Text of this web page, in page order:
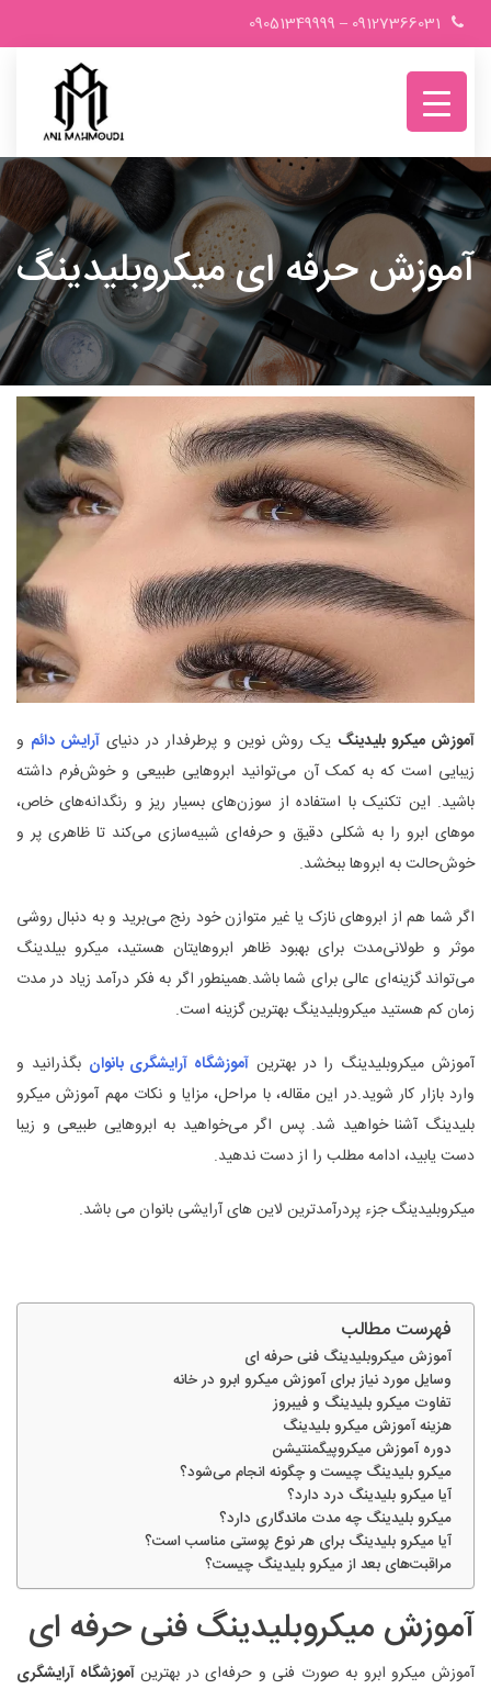
09127366031
–
09051349999
آموزش حرفه ای میکروبلیدینگ
آموزش میکرو بلیدینگ یک روش نوین و پرطرفدار در دنیایآرایش دائم و
زیبایی است که به کمک آن می‌توانید ابروهایی طبیعی و خوش‌فرم داشته
باشید. این تکنیک با استفاده از سوزن‌های بسیار ریز و رنگدانه‌های خاص،
موهای ابرو را به شکلی دقیق و حرفه‌ای شبیه‌سازی می‌کند تا ظاهری پر و
خوش‌حالت به ابروها ببخشد.
اگر شما هم از ابروهای نازک یا غیر متوازن خود رنج می‌برید و به دنبال روشی
موثر و طولانی‌مدت برای بهبود ظاهر ابروهایتان هستید، میکرو بیلدینگ
می‌تواند گزینه‌ای عالی برای شما باشد.همینطور اگر به فکر درآمد زیاد در مدت
زمان کم هستید میکروبلیدینگ بهترین گزینه است.
آموزش میکروبلیدینگ را در بهترین آموزشگاه آرایشگری بانوان بگذرانید و
وارد بازار کار شوید.در این مقاله، با مراحل، مزایا و نکات مهم آموزش میکرو
بلیدینگ آشنا خواهید شد. پس اگر می‌خواهید به ابروهایی طبیعی و زیبا
دست یابید، ادامه مطلب را از دست ندهید.
میکروبلیدینگ جزء پردرآمدترین لاین های آرایشی بانوان می باشد.
فهرست مطالب
آموزش میکروبلیدینگ فنی حرفه ای
وسایل مورد نیاز برای آموزش میکرو ابرو در خانه
تفاوت میکرو بلیدینگ و فیبروز
هزینه آموزش میکرو بلیدینگ
دوره آموزش میکروپیگمنتیشن
میکرو بلیدینگ چیست و چگونه انجام می‌شود؟
آیا میکرو بلیدینگ درد دارد؟
میکرو بلیدینگ چه مدت ماندگاری دارد؟
آیا میکرو بلیدینگ برای هر نوع پوستی مناسب است؟
مراقبت‌های بعد از میکرو بلیدینگ چیست؟
آموزش میکروبلیدینگ فنی حرفه ای
آموزش میکرو ابرو به صورت فنی و حرفه‌ای در بهترینآموزشگاه آرایشگری